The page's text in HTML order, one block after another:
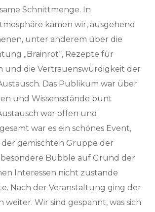
Schnittmenge. In
kamen wir, ausgehend
unter anderem über die
„Brainrot“, Rezepte für
und die Vertrauenswürdigkeit der
Das Publikum war über
und Wissensstände bunt
war offen und
war es ein schönes Event,
gemischten Gruppe der
besondere Bubble auf Grund der
Interessen nicht zustande
Nach der Veranstaltung ging der
weiter. Wir sind gespannt, was sich